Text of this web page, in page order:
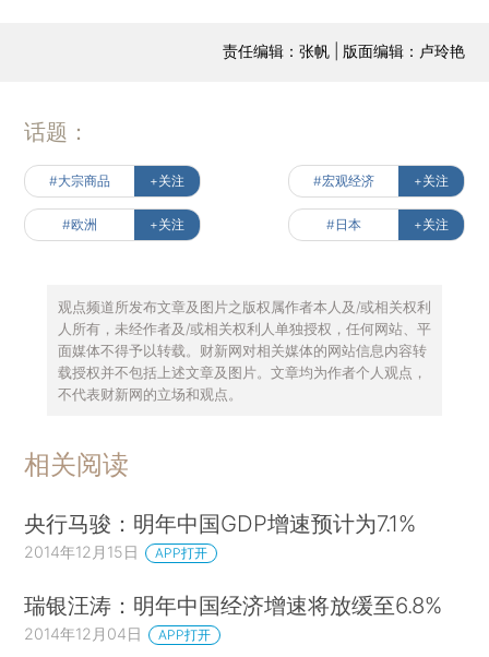
责任编辑：张帆 | 版面编辑：卢玲艳
话题：
#大宗商品 +关注 #宏观经济 +关注
#欧洲 +关注 #日本 +关注
观点频道所发布文章及图片之版权属作者本人及/或相关权利
人所有，未经作者及/或相关权利人单独授权，任何网站、平
面媒体不得予以转载。财新网对相关媒体的网站信息内容转
载授权并不包括上述文章及图片。文章均为作者个人观点，
不代表财新网的立场和观点。
相关阅读
央行马骏：明年中国GDP增速预计为7.1%
2014年12月15日 APP打开
瑞银汪涛：明年中国经济增速将放缓至6.8%
2014年12月04日 APP打开